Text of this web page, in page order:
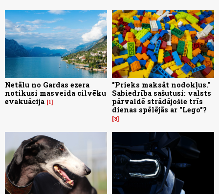
Netālu no Gardas ezera
notikusi masveida cilvēku
evakuācija 1
"Prieks maksāt nodokļus."
Sabiedrība sašutusi: valsts
pārvaldē strādājošie trīs
dienas spēlējās ar "Lego"?
3